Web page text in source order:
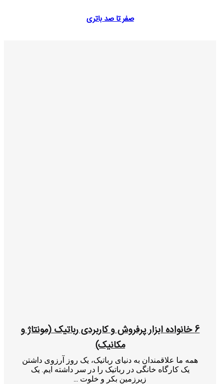
صفر تا صد باتری
6 خانواده ابزار پرفروش و کاربردی رباتیک (مونتاژ و
مکانیک)
همه ما علاقمندان به دنیای رباتیک، یک روز آرزوی داشتن
یک کارگاه خانگی در رباتیک را در سر داشته ایم. یک
زیرزمین بکر و خلوت ...